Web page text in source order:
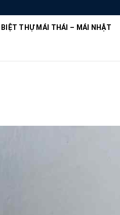
BIỆT THỰ MÁI THÁI – MÁI NHẬT